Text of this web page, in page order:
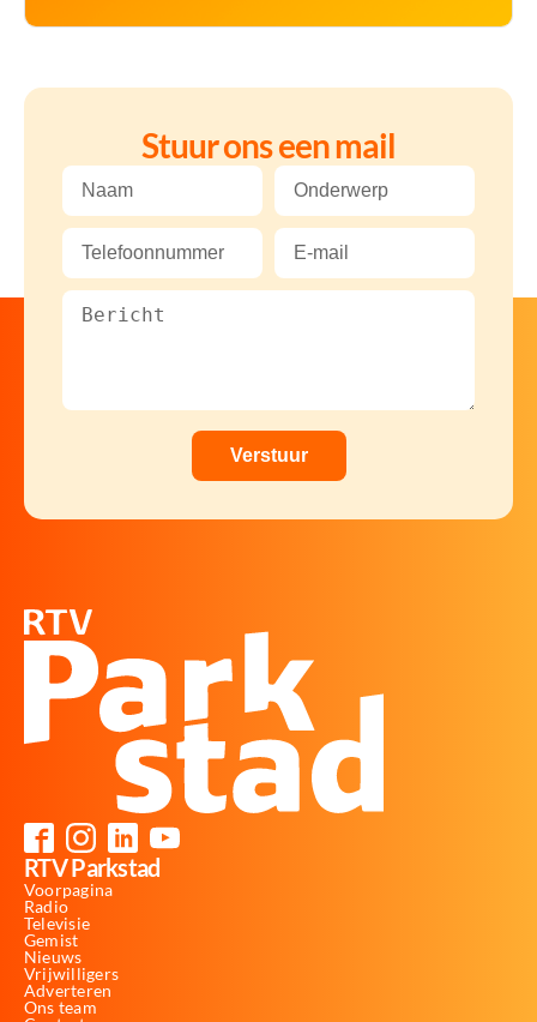
Stuur ons een mail
RTV Parkstad
Voorpagina
Radio
Televisie
Gemist
Nieuws
Vrijwilligers
Adverteren
Ons team